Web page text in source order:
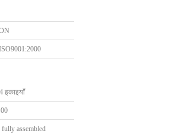
इकाइयाँ
assembled